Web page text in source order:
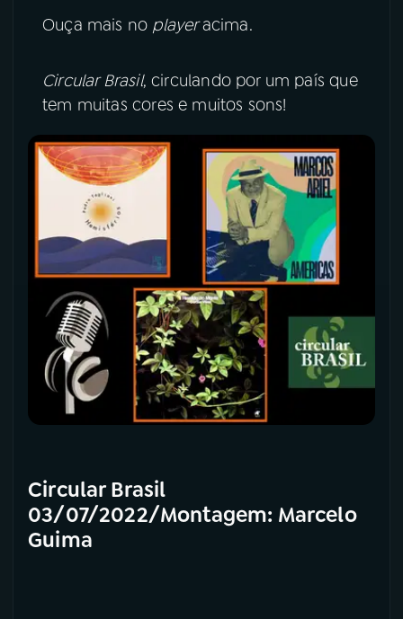
Ouça mais no playeracima.
Circular Brasil, circulando por um país que
tem muitas cores e muitos sons!
Circular Brasil
03/07/2022/Montagem: Marcelo
Guima